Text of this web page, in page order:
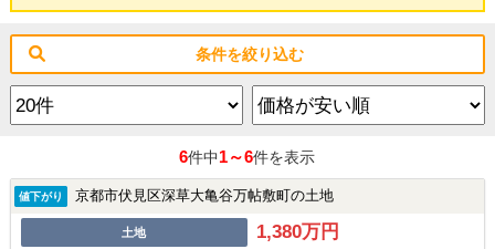
条件を絞り込む
6件中1～6件を表示
値下がり 京都市伏見区深草大亀谷万帖敷町の土地
土地 1,380万円